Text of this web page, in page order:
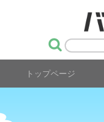
トップページ